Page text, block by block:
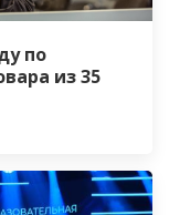
по
из 35